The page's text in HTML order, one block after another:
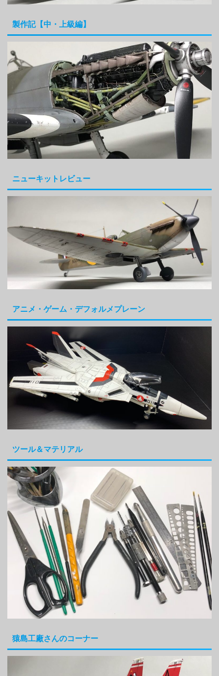
製作記【中・上級編】
ニューキットレビュー
アニメ・ゲーム・デフォルメプレーン
ツール＆マテリアル
猿島工廠さんのコーナー